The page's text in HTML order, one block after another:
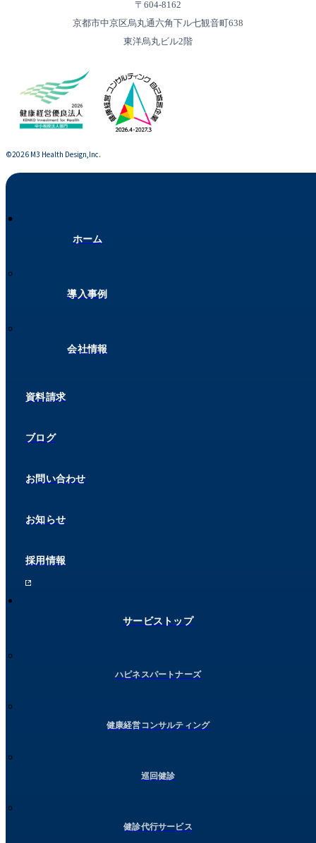
〒604-8162
京都市中京区烏丸通六角下ル七観音町638
東洋烏丸ビル2階
©︎2026 M3 Health Design,Inc.
ホーム
導入事例
会社情報
資料請求
ブログ
お問い合わせ
お知らせ
採用情報
サービストップ
ハピネスパートナーズ
健康経営コンサルティング
巡回健診
健診代行サービス